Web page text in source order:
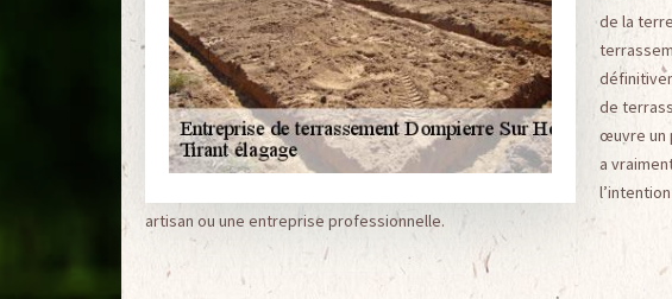
de la
de
œuvre un
a
artisan ou une entreprise professionnelle.